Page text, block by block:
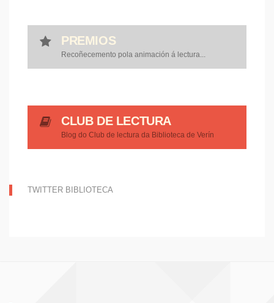
PREMIOS
Recoñecemento pola animación á lectura...
CLUB DE LECTURA
Blog do Club de lectura da Biblioteca de Verín
TWITTER BIBLIOTECA